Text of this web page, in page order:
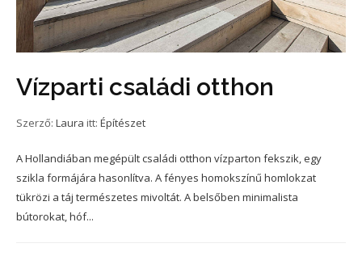
Vízparti családi otthon
Szerző: Laura itt: Építészet
A Hollandiában megépült családi otthon vízparton fekszik, egy
szikla formájára hasonlítva. A fényes homokszínű homlokzat
tükrözi a táj természetes mivoltát. A belsőben minimalista
bútorokat, hóf...